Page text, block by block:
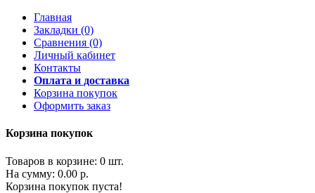
Главная
Закладки (0)
Сравнения (0)
Личный кабинет
Контакты
Оплата и доставка
Корзина покупок
Оформить заказ
Корзина покупок
Товаров в корзине: 0 шт.
На сумму: 0.00 р.
Корзина покупок пуста!